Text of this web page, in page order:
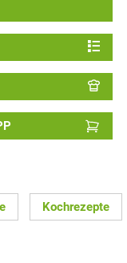
Kochrezepte